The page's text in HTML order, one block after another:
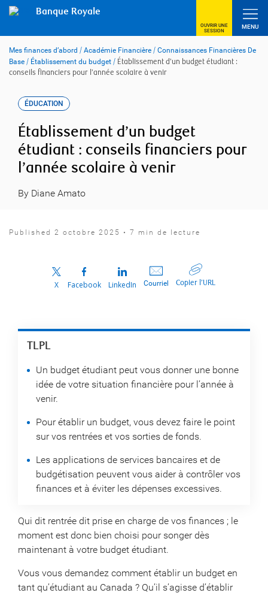
Banque Royale
OUVRIR UNE
SESSION
MENU
Mes finances d’abord / Académie Financière / Connaissances Financières De
Base / Établissement du budget / Établissement d’un budget étudiant :
conseils financiers pour l’année scolaire à venir
ÉDUCATION
Établissement d’un budget
étudiant : conseils financiers pour
l’année scolaire à venir
By Diane Amato
Published 2 octobre 2025 • 7 min de lecture
TLPL
Un budget étudiant peut vous donner une bonne
idée de votre situation financière pour l’année à
venir.
Pour établir un budget, vous devez faire le point
sur vos rentrées et vos sorties de fonds.
Les applications de services bancaires et de
budgétisation peuvent vous aider à contrôler vos
finances et à éviter les dépenses excessives.
Qui dit rentrée dit prise en charge de vos finances ; le
moment est donc bien choisi pour songer dès
maintenant à votre budget étudiant.
Vous vous demandez comment établir un budget en
tant qu’étudiant au Canada ? Qu’il s’agisse d’établir
X Facebook LinkedIn Courriel Copier l’URL